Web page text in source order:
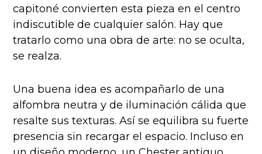
capitoné convierten esta pieza en el centro
indiscutible de cualquier salón. Hay que
tratarlo como una obra de arte: no se oculta,
se realza.
Una buena idea es acompañarlo de una
alfombra neutra y de iluminación cálida que
resalte sus texturas. Así se equilibra su fuerte
presencia sin recargar el espacio. Incluso en